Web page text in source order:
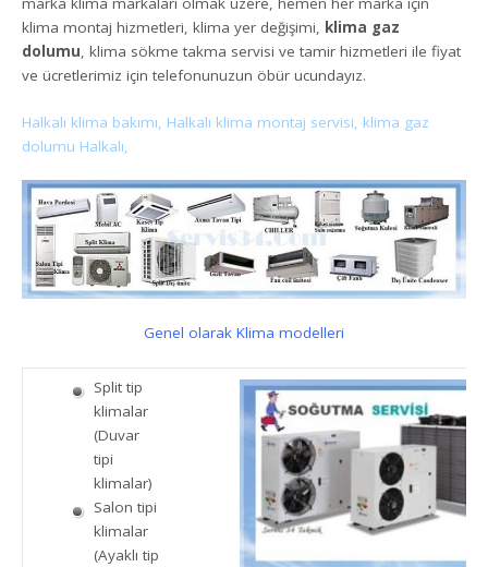
klima montaj hizmetleri, klima yer değişimi, klima gaz
dolumu, klima sökme takma servisi ve tamir hizmetleri ile fiyat
ve ücretlerimiz için telefonunuzun öbür ucundayız.
Halkalı klima bakımı, Halkalı klima montaj servisi, klima gaz
dolumu Halkalı,
Genel olarak Klima modelleri
Split tip
klimalar
(Duvar
tipi
klimalar)
Salon tipi
klimalar
(Ayaklı tip